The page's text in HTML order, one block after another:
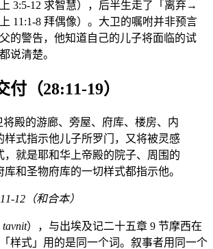
3:5-12 求智慧），后半生走了「离弃→
11:1-8 拜偶像）。大卫的嘱咐并非预言
的警告，他知道自己的儿子将面临的试
说清楚。
（28:11-19）
将殿的游廊、旁屋、府库、楼房、内
样式指示他儿子所罗门，又将被灵感
，就是耶和华上帝殿的院子、周围的
库和圣物府库的一切样式都指示他。
12（和合本）
tavnit），与出埃及记二十五章 9 节摩西在
样式」用的是同一个词。叙事者用同一个